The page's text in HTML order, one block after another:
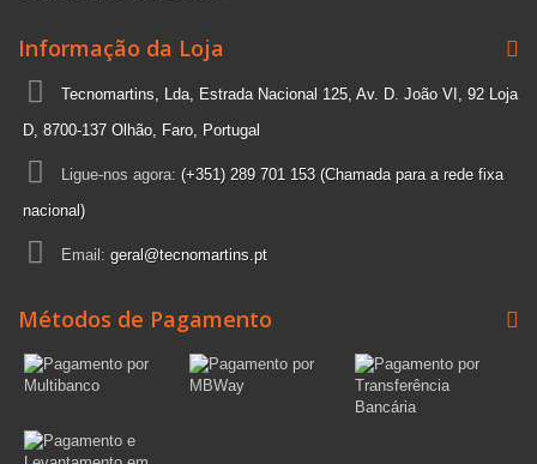
Informação da Loja
Tecnomartins, Lda, Estrada Nacional 125, Av. D. João VI, 92 Loja
D, 8700-137 Olhão, Faro, Portugal
Ligue-nos agora: (+351) 289 701 153 (Chamada para a rede fixa
nacional)
Email: geral@tecnomartins.pt
Métodos de Pagamento